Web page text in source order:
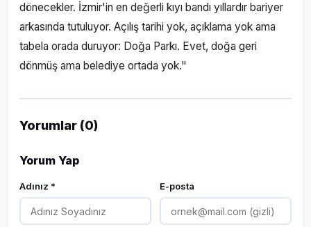
dönecekler. İzmir'in en değerli kıyı bandı yıllardır bariyer
arkasında tutuluyor. Açılış tarihi yok, açıklama yok ama
tabela orada duruyor: Doğa Parkı. Evet, doğa geri
dönmüş ama belediye ortada yok."
Yorumlar (0)
Yorum Yap
Adınız * E-posta